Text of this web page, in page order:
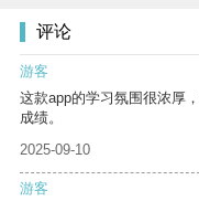
评论
游客
这款app的学习氛围很浓厚
成绩。
2025-09-10
游客